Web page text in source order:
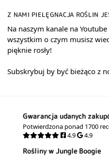
Z NAMI PIELĘGNACJA ROŚLIN
Na naszym kanale na Youtube
wszystkim o czym musisz
pięknie rosły!
Subskrybuj by być bieżąco z
Gwarancja udanych
Potwierdzona ponad 1700
4.9
4.9
Rośliny w Jungle Boogie